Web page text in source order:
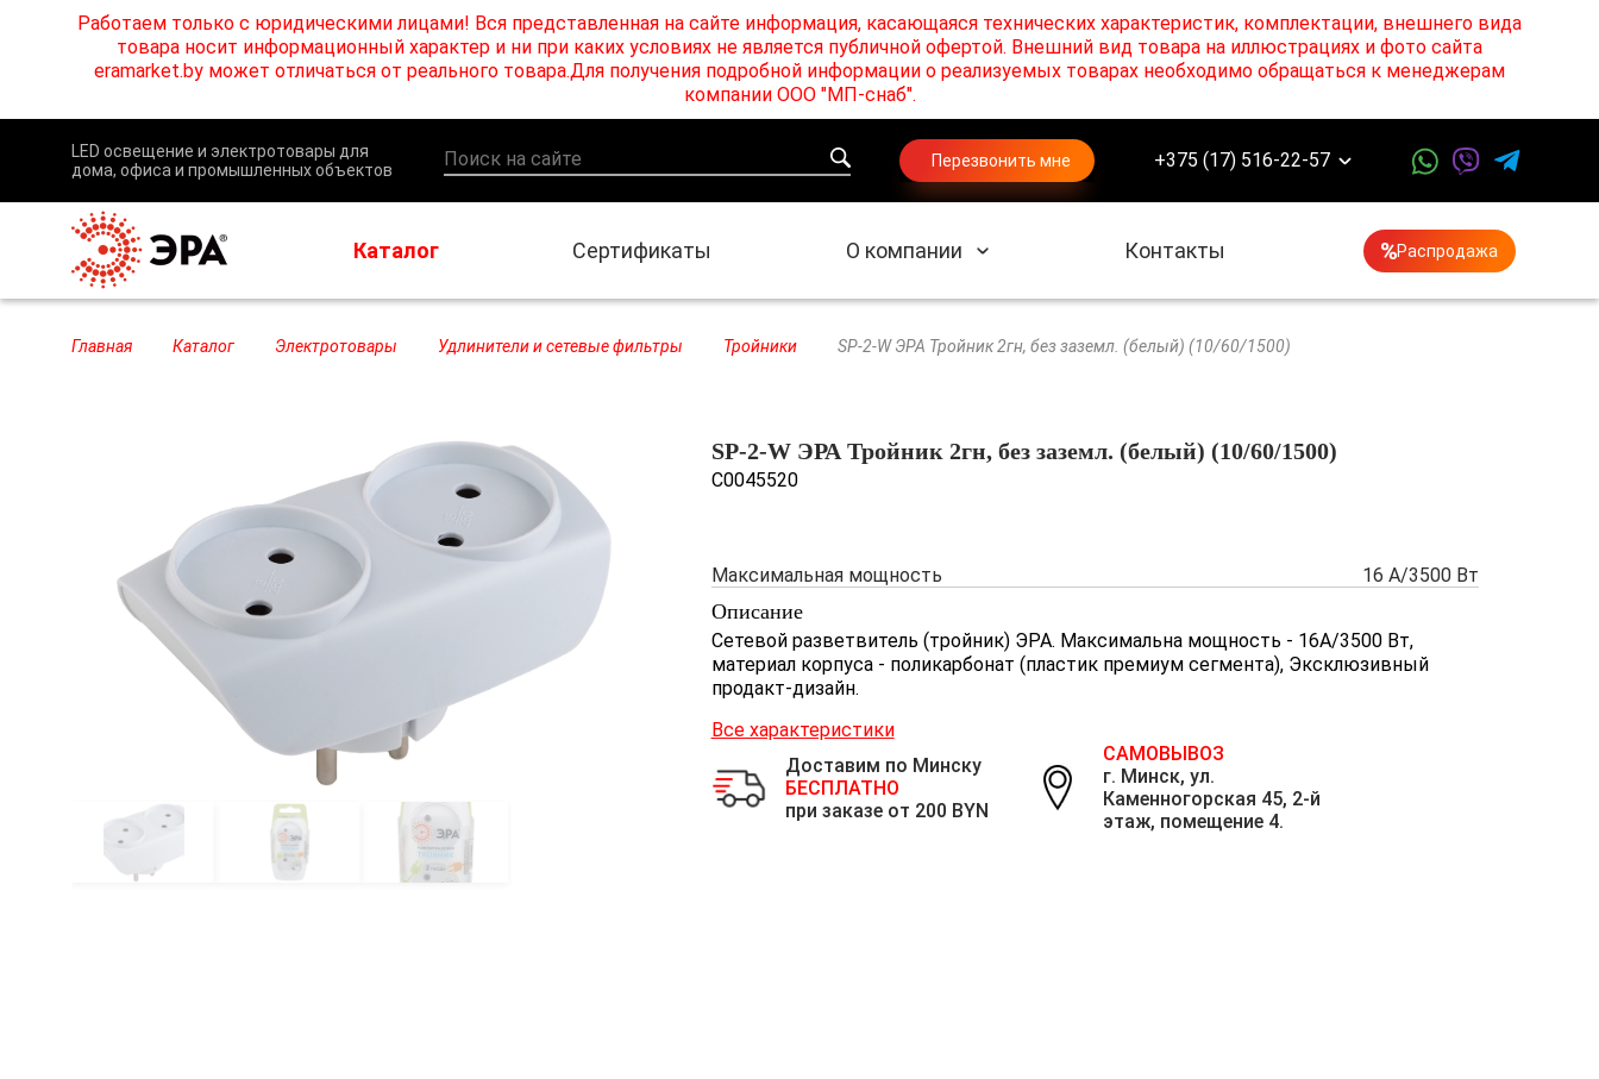
Работаем только с юридическими лицами! Вся представленная на сайте информация, касающаяся технических характеристик, комплектации, внешнего вида
товара носит информационный характер и ни при каких условиях не является публичной офертой. Внешний вид товара на иллюстрациях и фото сайта
eramarket.by может отличаться от реального товара.Для получения подробной информации о реализуемых товарах необходимо обращаться к менеджерам
компании ООО "МП-снаб".
LED освещение и электротовары для
дома, офиса и промышленных объектов
Перезвонить мне +375 (17) 516-22-57
Каталог Сертификаты О компании Контакты Распродажа
Главная Каталог Электротовары Удлинители и сетевые фильтры Тройники SP-2-W ЭРА Тройник 2гн, без заземл. (белый) (10/60/1500)
SP-2-W ЭРА Тройник 2гн, без заземл. (белый) (10/60/1500)
C0045520
Максимальная мощность 16 A/3500 Вт
Описание
Сетевой разветвитель (тройник) ЭРА. Максимальна мощность - 16А/3500 Вт,
материал корпуса - поликарбонат (пластик премиум сегмента), Эксклюзивный
продакт-дизайн.
Все характеристики
Доставим по Минску
БЕСПЛАТНО
при заказе от 200 BYN
САМОВЫВОЗ
г. Минск, ул.
Каменногорская 45, 2-й
этаж, помещение 4.